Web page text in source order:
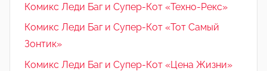
Комикс Леди Баг и Супер-Кот «Техно-Рекс»
Комикс Леди Баг и Супер-Кот «Тот Самый
Зонтик»
Комикс Леди Баг и Супер-Кот «Цена Жизни»